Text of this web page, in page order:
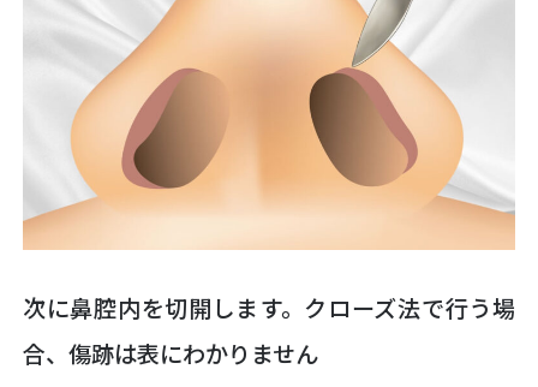
次に鼻腔内を切開します。クローズ法で行う場
合、傷跡は表にわかりません